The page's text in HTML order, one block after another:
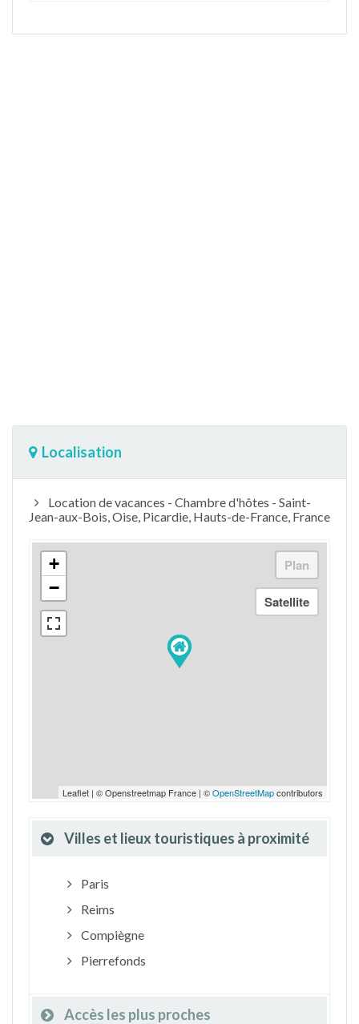
Localisation
Location de vacances - Chambre d'hôtes - Saint-
Jean-aux-Bois, Oise, Picardie, Hauts-de-France, France
+
−
Leaflet | © Openstreetmap France | ©OpenStreetMapcontributors
Villes et lieux touristiques à proximité
Paris
Reims
Compiègne
Pierrefonds
Accès les plus proches